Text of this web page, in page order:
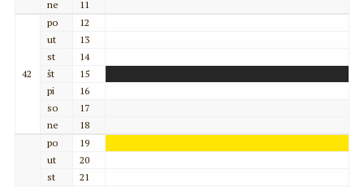
ne
11
42
po
12
ut
13
st
14
št
15
pi
16
so
17
ne
18
po
19
ut
20
st
21